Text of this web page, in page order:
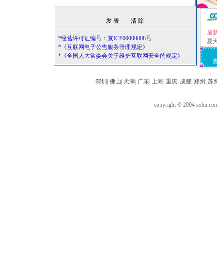
*经营许可证编号：京ICP00000008号
*《互联网电子公告服务管理规定》
*《全国人大常委会关于维护互联网安全的规定》
最
夏
深圳 佛山 天津| 广东| 上海| 重庆| 成都| 郑州 苏
copyright © 2004